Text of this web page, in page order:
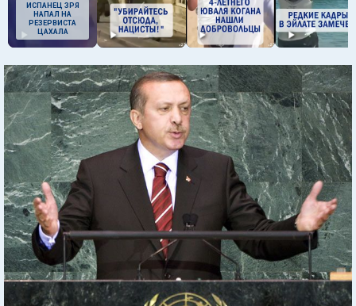
ИСПАНЕЦ ЗРЯ
НАПАЛ НА
РЕЗЕРВИСТА
ЦАХАЛА